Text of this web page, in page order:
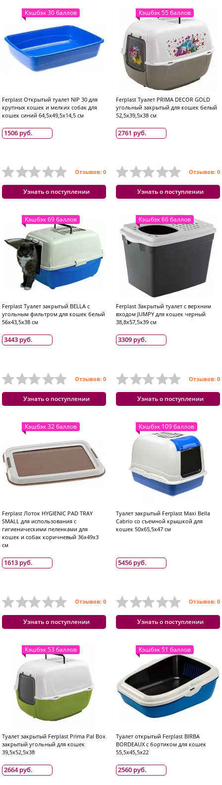
Кэшбэк 30 баллов
Ferplast Открытый туалет NIP 30 для
крупных кошек и мелких собак для
кошек синий 64,5х49,5х14,5 см
1506 руб.
Отзывов: 0
Узнать о поступлении
Кэшбэк 55 баллов
Ferplast Туалет PRIMA DECOR GOLD
угольный закрытый для кошек белый
52,5х39,5х38 см
2761 руб.
Отзывов: 0
Узнать о поступлении
Кэшбэк 69 баллов
Ferplast Туалет закрытый BELLA с
угольным фильтром для кошек белый
56х43,5х38 см
3443 руб.
Отзывов: 0
Узнать о поступлении
Кэшбэк 66 баллов
Ferplast Закрытый туалет с верхним
входом JUMPY для кошек черный
38,8х57,5х39 см
3309 руб.
Отзывов: 0
Узнать о поступлении
Кэшбэк 32 баллов
Ferplast Лоток HYGIENIC PAD TRAY
SMALL для использования с
гигиеническими пеленками для
кошек и собак коричневый 36х49х3
см
1613 руб.
Отзывов: 0
Узнать о поступлении
Кэшбэк 109 баллов
Туалет закрытый Ferplast Maxi Bella
Cabrio со съемной крышкой для
кошек 50х65,5х47 см
5456 руб.
Отзывов: 0
Узнать о поступлении
Кэшбэк 53 баллов
Туалет закрытый Ferplast Prima Pal Box
закрытый угольный для кошек
39,5x52,5x38
2664 руб.
Кэшбэк 51 баллов
Туалет открытый Ferplast BIRBA
BORDEAUX с бортиком для кошек
55,5x45,5x22
2560 руб.